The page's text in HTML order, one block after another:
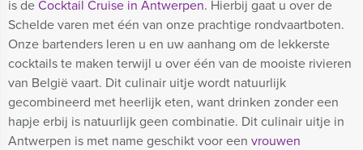
is deCocktail Cruise in Antwerpen. Hierbij gaat u over de
Schelde varen met één van onze prachtige rondvaartboten.
Onze bartenders leren u en uw aanhang om de lekkerste
cocktails te maken terwijl u over één van de mooiste rivieren
van België vaart. Dit culinair uitje wordt natuurlijk
gecombineerd met heerlijk eten, want drinken zonder een
hapje erbij is natuurlijk geen combinatie. Dit culinair uitje in
Antwerpen is met name geschikt voor een vrouwen